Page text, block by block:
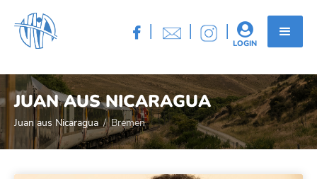
 | | | 
LOGIN
JUAN AUS NICARAGUA
Juan aus Nicaragua / Bremen